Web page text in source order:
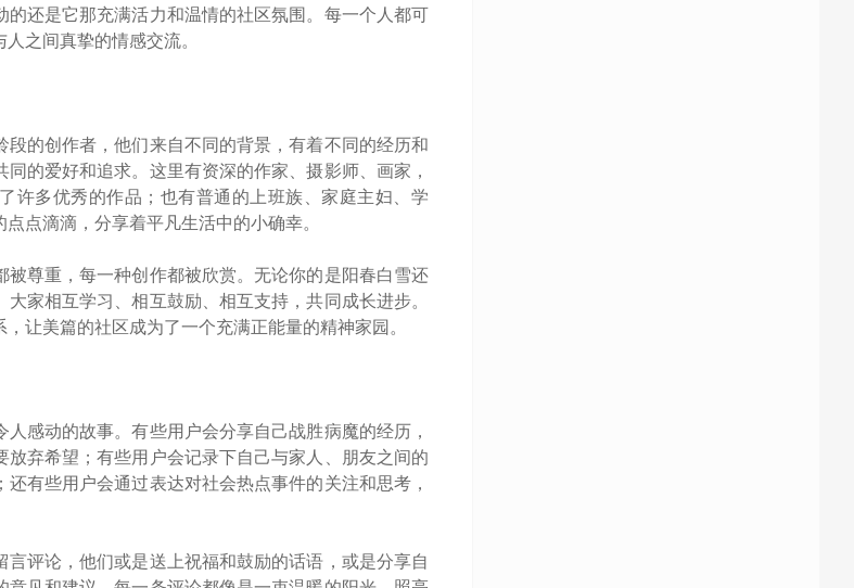
还是它那充满活力和温情的社区氛围。每一个人都可
之间真挚的情感交流。
的创作者，他们来自不同的背景，有着不同的经历和
的爱好和追求。这里有资深的作家、摄影师、画家，
许多优秀的作品；也有普通的上班族、家庭主妇、学
点滴滴，分享着平凡生活中的小确幸。
尊重，每一种创作都被欣赏。无论你的是阳春白雪还
家相互学习、相互鼓励、相互支持，共同成长进步。
让美篇的社区成为了一个充满正能量的精神家园。
感动的故事。有些用户会分享自己战胜病魔的经历，
弃希望；有些用户会记录下自己与家人、朋友之间的
有些用户会通过表达对社会热点事件的关注和思考，
评论，他们或是送上祝福和鼓励的话语，或是分享自